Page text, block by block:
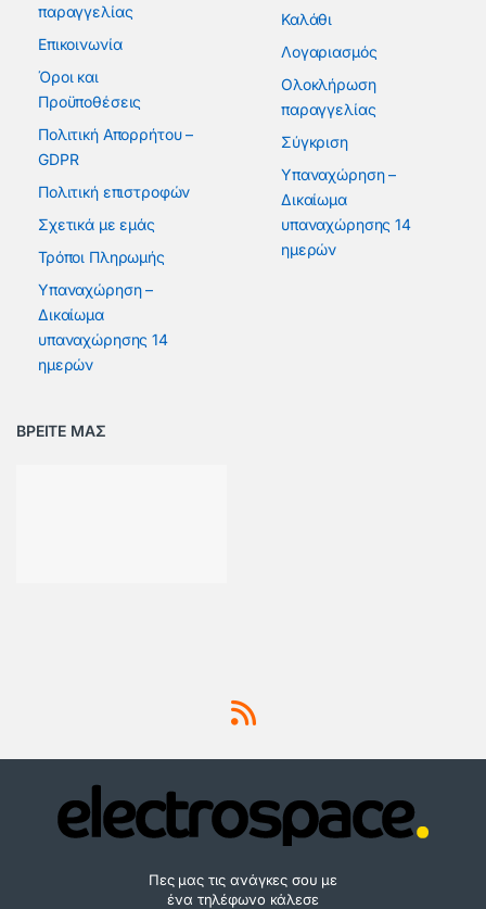
παραγγελίας
Επικοινωνία
Όροι και
Προϋποθέσεις
Πολιτική Απορρήτου –
GDPR
Πολιτική επιστροφών
Σχετικά με εμάς
Τρόποι Πληρωμής
Υπαναχώρηση –
Δικαίωμα
υπαναχώρησης 14
ημερών
Καλάθι
Λογαριασμός
Ολοκλήρωση
παραγγελίας
Σύγκριση
Υπαναχώρηση –
Δικαίωμα
υπαναχώρησης 14
ημερών
ΒΡΕΙΤΕ ΜΑΣ
Πες μας τις ανάγκες σου με
ένα τηλέφωνο κάλεσε